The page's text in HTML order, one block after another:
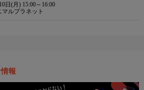
日(月) 15:00～16:00
マルプラネット
報